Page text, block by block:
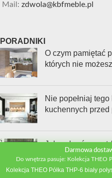
Mail: zdwola@kbfmeble.pl
PORADNIKI
O czym pamiętać
których nie
Nie popełniaj
kuchennych
Jak wybrać sprzęt
życie w kuchni?
Darmowa
Do wnętrza pasuje: Kolekcja THEO
Kolekcja THEO Półka THP-6 biały